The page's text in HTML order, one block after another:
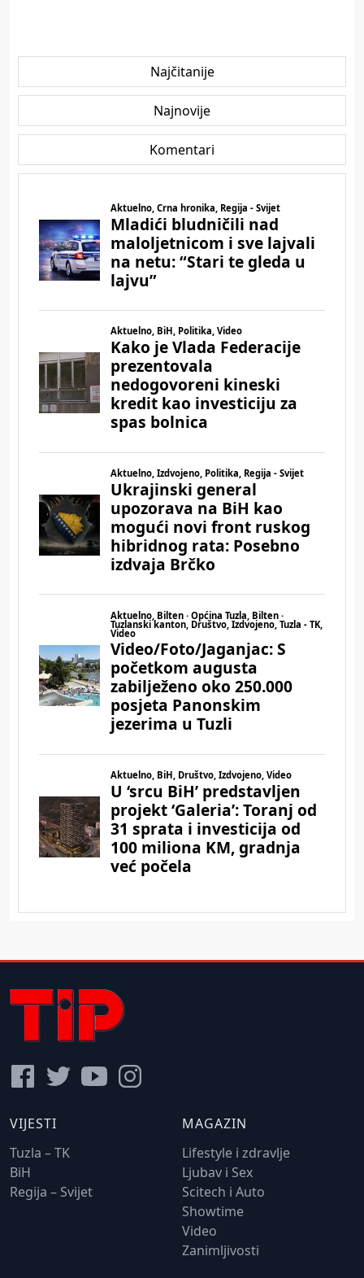
Najčitanije
Najnovije
Komentari
VIJESTI
Tuzla – TK
BiH
Regija – Svijet
MAGAZIN
Lifestyle i zdravlje
Ljubav i Sex
Scitech i Auto
Showtime
Video
Zanimljivosti